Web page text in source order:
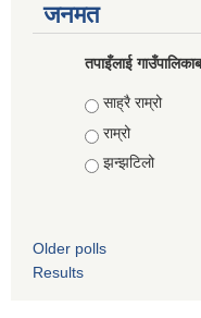
जनमत
तपाइँलाई
Choices
साह्रै राम्रो
राम्रो
झन्झटिलो
Older polls
Results